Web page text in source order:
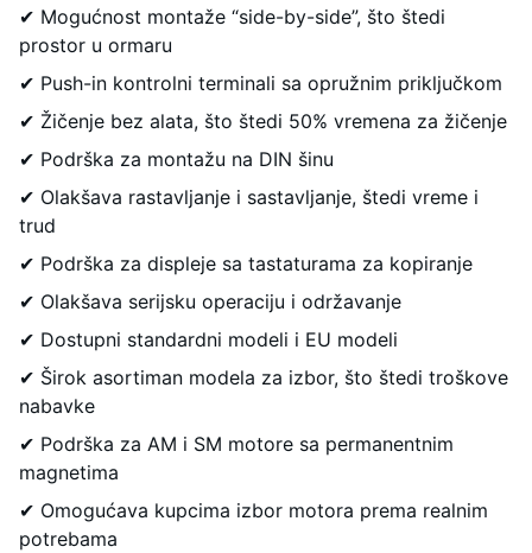
✔ Mogućnost montaže “side-by-side”, što štedi
prostor u ormaru
✔ Push-in kontrolni terminali sa opružnim priključkom
✔ Žičenje bez alata, što štedi 50% vremena za žičenje
✔ Podrška za montažu na DIN šinu
✔ Olakšava rastavljanje i sastavljanje, štedi vreme i
trud
✔ Podrška za displeje sa tastaturama za kopiranje
✔ Olakšava serijsku operaciju i održavanje
✔ Dostupni standardni modeli i EU modeli
✔ Širok asortiman modela za izbor, što štedi troškove
nabavke
✔ Podrška za AM i SM motore sa permanentnim
magnetima
✔ Omogućava kupcima izbor motora prema realnim
potrebama